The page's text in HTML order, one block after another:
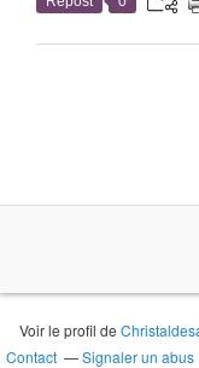
Voir le profil de
Contact
Signaler un abus